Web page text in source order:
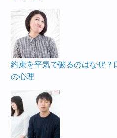
約束を平気で破るのはなぜ？
の心理